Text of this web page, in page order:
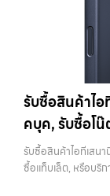
กำหนดราคา ไม่ว่า
สิ่งที่ควรตรวจสอบ
ปุ่มต่างๆ กดได้ครบ
สำคัญคือแบตเตอรี่
เปอร์เซ็นต์ยังอยู่ใน
กรณี การเปลี่ยนแบต
ดีว่าคุ้มค่าหรือไม่ 6.
สิ่งที่ช่วยให้คุณไม่เสี
ราคามากกว่าที่ควรจ
ทั้งร้านรับซื้อและช่อง
ได้ที่ 15,400 บาท
mini (ปี
เหลี่ยมสไตล์ใหม่ที่
ขึ้นราคารับซื้อ
เว็บไซต์ที่คุณไว้วาง
iPad, แท็บเล็ต ทุก
ลาดพร้าว, รัชดา, บ
กรุงเทพฯ ใกล้ “ใก
ใหม่ๆ เปลี่ยนรุ่นกัน
ที่ไม่ได้ใช้งานอยู่เฉย
สามารถเปลี่ยนอุปกร
แท็บเล็ต, รับซื้อสินค้
โซนเมืองหรือเขตชา
รับซื้อสินค้าไ
คบุค, รับซื้อโ
เกี่ยวกับสินค้า
วงจร
รับซื้อสินค้าไอทีเสน
ซื้อแท็บเล็ต, หรือบริก